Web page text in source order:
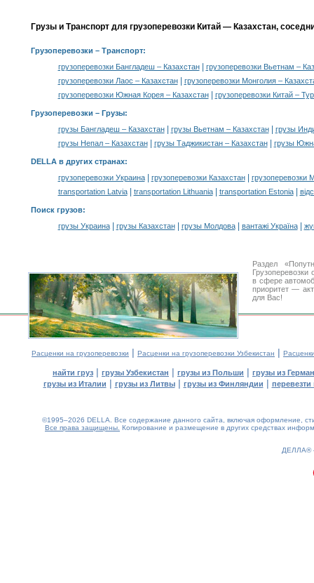
Грузы и Транспорт для грузоперевозки Китай — Казахстан,
Грузоперевозки – Транспорт:
грузоперевозки Бангладеш – Казахстан|
грузоперевозки Вьетнам –
грузоперевозки Лаос – Казахстан|
грузоперевозки Монголия –
грузоперевозки Южная Корея – Казахстан| грузоперевозки Китай –
Грузоперевозки – Грузы:
грузы Бангладеш – Казахстан| грузы Вьетнам – Казахстан|
грузы
грузы Непал – Казахстан| грузы Таджикистан – Казахстан| грузы
DELLA в других странах:
грузоперевозки Украина| грузоперевозки Казахстан|
грузоперевозки
transportation Latvia| transportation Lithuania| transportation Estonia|
Поиск грузов:
грузы Украина| грузы Казахстан| грузы Молдова| вантажі Україна|
Раздел
в сфере
приоритет —
для Вас!
Расценки на грузоперевозки | Расценки на грузоперевозки Узбекистан |
найти груз | грузы Узбекистан | грузы из Польши | грузы из
грузы из Италии | грузы из Литвы| грузы из Финляндии | перевезти
©1995–2026 DELLA. Все содержание данного сайта, включая оформление,
Все права защищены. Копирование и размещение в других средствах